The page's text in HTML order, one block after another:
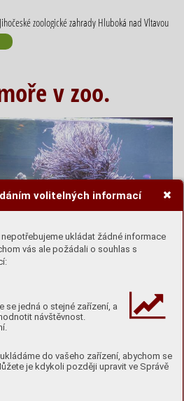
volitelných informací
ukládat žádné informace
vás ale požádali o souhlas s
se jedná o stejné zařízení, a
návštěvnost.
do vašeho zařízení, abychom se
je kdykoli později upravit ve Správě
zoologické zahrady Hluboká nad Vltavou
v zoo.
do poloviny
Zoo Hluboká,
Uvnitř si
další z nemnoha